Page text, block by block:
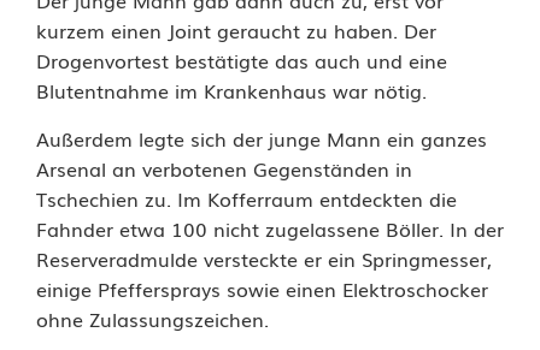
z
a
l
s
D
e
k
kurzem einen Joint geraucht zu haben. Der
Drogenvortest bestätigte das auch und eine
Blutentnahme im Krankenhaus war nötig.
Außerdem legte sich der junge Mann ein ganzes
Arsenal an verbotenen Gegenständen in
Tschechien zu. Im Kofferraum entdeckten die
Fahnder etwa 100 nicht zugelassene Böller. In der
Reserveradmulde versteckte er ein Springmesser,
einige Pfeffersprays sowie einen Elektroschocker
ohne Zulassungszeichen.